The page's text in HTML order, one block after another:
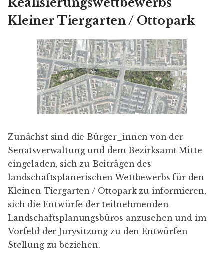
Kleiner Tiergarten / Ottopark
Zunächst sind die Bürger_innen von der
Senatsverwaltung und dem Bezirksamt Mitte
eingeladen, sich zu Beiträgen des
landschaftsplanerischen Wettbewerbs für den
Kleinen Tiergarten / Ottoparkzu informieren,
sich die Entwürfe der teilnehmenden
Landschaftsplanungsbüros anzusehen und im
Vorfeld der Jurysitzung zu den Entwürfen
Stellung zu beziehen.